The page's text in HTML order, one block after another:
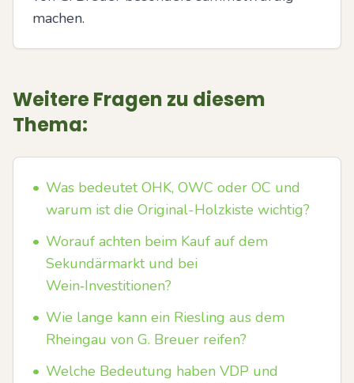
machen.
Weitere Fragen zu diesem
Thema:
• Was bedeutet OHK, OWC oder OC und
warum ist die Original-Holzkiste wichtig?
• Worauf achten beim Kauf auf dem
Sekundärmarkt und bei
Wein‑Investitionen?
• Wie lange kann ein Riesling aus dem
Rheingau von G. Breuer reifen?
• Welche Bedeutung haben VDP und